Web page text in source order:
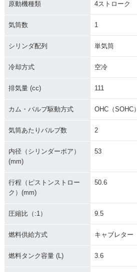
原動機種類 4ストローク
気筒数 1
シリンダ配列 単気筒
冷却方式 空冷
排気量 (cc) 111
カム・バルブ駆動方式 OHC（SOHC）
気筒あたりバルブ数 2
内径（シリンダーボア）
(mm)
53
行程（ピストンストロー
ク）(mm)
50.6
圧縮比（:1） 9.5
燃料供給方式 キャブレター
燃料タンク容量 (L) 3.6